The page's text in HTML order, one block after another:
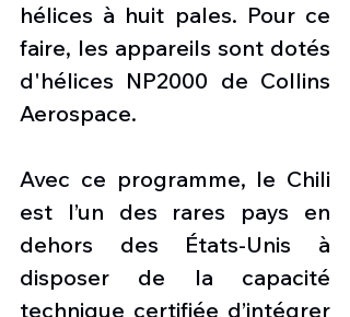
hélices à huit pales. Pour ce
faire, les appareils sont dotés
d'hélices NP2000 de Collins
Aerospace.
Avec ce programme, le Chili
est l’un des rares pays en
dehors des États-Unis à
disposer de la capacité
technique certifiée d’intégrer